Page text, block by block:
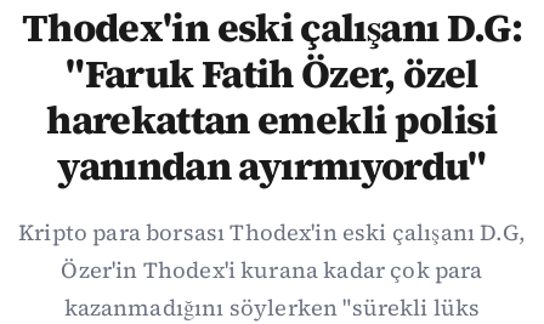
Thodex'in eski çalışanı D.G:
"Faruk Fatih Özer, özel
harekattan emekli polisi
yanından ayırmıyordu"
Kripto para borsası Thodex'in eski çalışanı D.G,
Özer'in Thodex'i kurana kadar çok para
kazanmadığını söylerken "sürekli lüks